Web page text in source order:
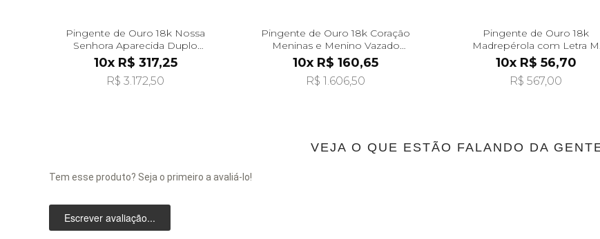
Pingente de Ouro 18k Nossa
Senhora Aparecida Duplo
pi22555
10x R$ 317,25
R$ 3.172,50
Pingente de Ouro 18k Coração
Meninas e Menino Vazado
pi24484
10x R$ 160,65
R$ 1.606,50
Pingente de Ouro 18k
Madrepérola com Letra M
Pendurada pi24479
10x R$ 56,70
R$ 567,00
VEJA O QUE ESTÃO FALANDO DA
Tem esse produto? Seja o primeiro a avaliá-lo!
Escrever avaliação...